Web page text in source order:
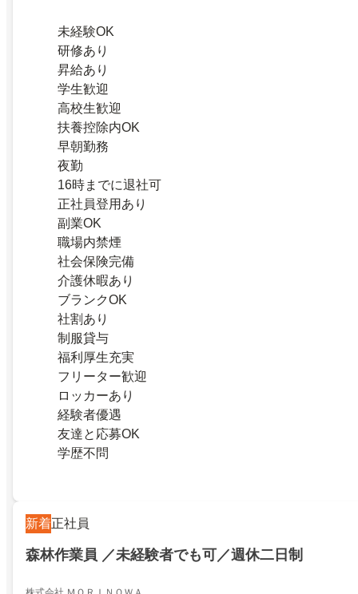
未経験OK
研修あり
昇給あり
学生歓迎
高校生歓迎
扶養控除内OK
早朝勤務
夜勤
16時までに退社可
正社員登用あり
副業OK
職場内禁煙
社会保険完備
介護休暇あり
ブランクOK
社割あり
制服貸与
福利厚生充実
フリーター歓迎
ロッカーあり
経験者優遇
友達と応募OK
学歴不問
新着正社員
森林作業員 ／未経験者でも可／週休二日制